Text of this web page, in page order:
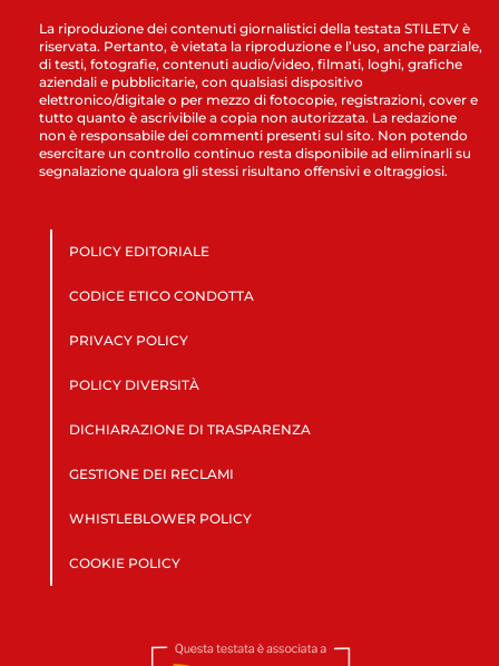
La riproduzione dei contenuti giornalistici della testata STILETV è
riservata. Pertanto, è vietata la riproduzione e l’uso, anche parziale,
di testi, fotografie, contenuti audio/video, filmati, loghi, grafiche
aziendali e pubblicitarie, con qualsiasi dispositivo
elettronico/digitale o per mezzo di fotocopie, registrazioni, cover e
tutto quanto è ascrivibile a copia non autorizzata. La redazione
non è responsabile dei commenti presenti sul sito. Non potendo
esercitare un controllo continuo resta disponibile ad eliminarli su
segnalazione qualora gli stessi risultano offensivi e oltraggiosi.
POLICY EDITORIALE
CODICE ETICO CONDOTTA
PRIVACY POLICY
POLICY DIVERSITÀ
DICHIARAZIONE DI TRASPARENZA
GESTIONE DEI RECLAMI
WHISTLEBLOWER POLICY
COOKIE POLICY